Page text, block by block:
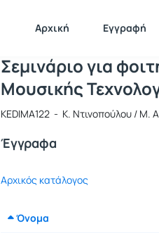
Αρχική Εγγραφή
Αρχική Σελίδα Σεμινάριο
Μάθημα :
Κωδικός : KEDIMA122
Σεμινάριο για
Μουσικής
KEDIMA122 - Κ. Ντινοπούλου /
Έγγραφα
Αρχικός κατάλογος
Όνομα